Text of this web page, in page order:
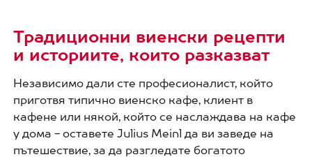
Традиционни виенски рецепти
и историите, които разказват
Независимо дали сте професионалист, който
приготвя типично виенско кафе, клиент в
кафене или някой, който се наслаждава на кафе
у дома - оставете Julius Meinl да ви заведе на
пътешествие, за да разгледате богатото